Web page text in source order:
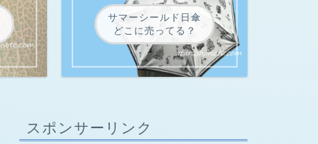
サマーシールド日傘
どこに売ってる？
スポンサーリンク